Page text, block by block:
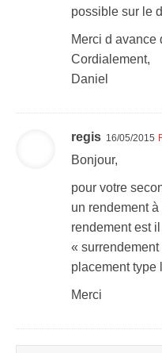
possible sur le
Merci d avance
Cordialement,
Daniel
regis 16/05/2015
Bonjour,
pour votre
un rendement
rendement est
«
placement type
Merci